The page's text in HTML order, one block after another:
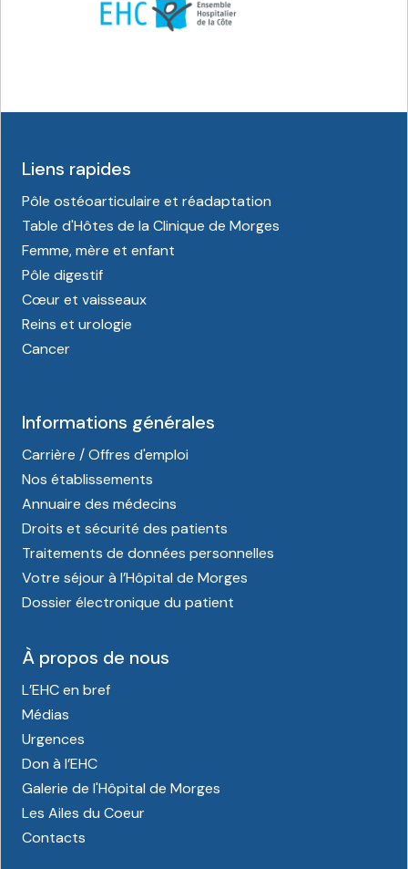
Liens rapides
Pôle ostéoarticulaire et réadaptation
Table d'Hôtes de la Clinique de Morges
Femme, mère et enfant
Pôle digestif
Cœur et vaisseaux
Reins et urologie
Cancer
Informations générales
Carrière / Offres d'emploi
Nos établissements
Annuaire des médecins
Droits et sécurité des patients
Traitements de données personnelles
Votre séjour à l’Hôpital de Morges
Dossier électronique du patient
À propos de nous
L’EHC en bref
Médias
Urgences
Don à l’EHC
Galerie de l'Hôpital de Morges
Les Ailes du Coeur
Contacts